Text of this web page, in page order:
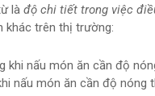
là độ chi tiết trong việc
khác trên thị trường:
nấu món ăn cần độ nóng